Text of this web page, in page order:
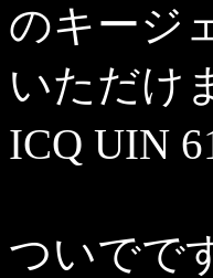
のキージ
いただけ
ICQ UIN
ついでで